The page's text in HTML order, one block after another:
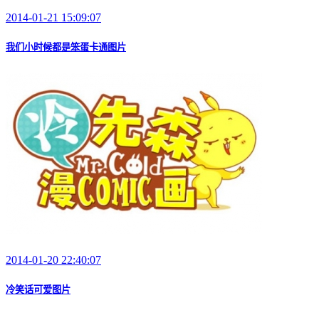
2014-01-21 15:09:07
我们小时候都是笨蛋卡通图片
2014-01-20 22:40:07
冷笑话可爱图片